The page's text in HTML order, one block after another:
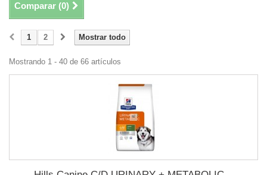
Comparar (0)
Mostrar todo
1 2
Mostrando 1 - 40 de 66 artículos